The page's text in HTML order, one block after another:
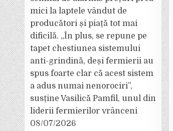
mici la laptele vândut de
producători și piață tot mai
dificilă. „În plus, se repune pe
tapet chestiunea sistemului
anti-grindină, deși fermierii au
spus foarte clar că acest sistem
a adus numai nenorociri”,
susține Vasilică Pamfil, unul din
liderii fermierilor vrânceni
08/07/2026